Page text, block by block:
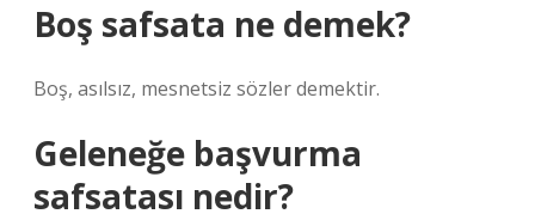
Boş safsata ne demek?
Boş, asılsız, mesnetsiz sözler demektir.
Geleneğe başvurma
safsatası nedir?